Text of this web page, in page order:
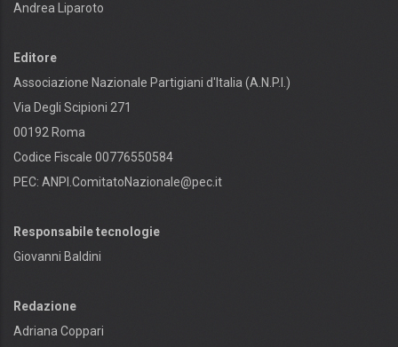
Andrea Liparoto
Editore
Associazione Nazionale Partigiani d'Italia (A.N.P.I.)
Via Degli Scipioni 271
00192 Roma
Codice Fiscale 00776550584
PEC: ANPI.ComitatoNazionale@pec.it
Responsabile tecnologie
Giovanni Baldini
Redazione
Adriana Coppari